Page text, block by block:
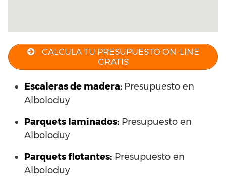
CALCULA TU PRESUPUESTO ON-LINE
GRATIS
Escaleras de madera: Presupuesto en
Alboloduy
Parquets laminados: Presupuesto en
Alboloduy
Parquets flotantes: Presupuesto en
Alboloduy